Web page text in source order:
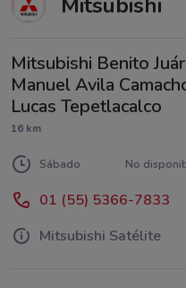
Mitsubishi Benito
Manuel Avila
Lucas Tepetlacalco
16 km
Sábado No
01 (55) 5366-7833
Mitsubishi Satélite